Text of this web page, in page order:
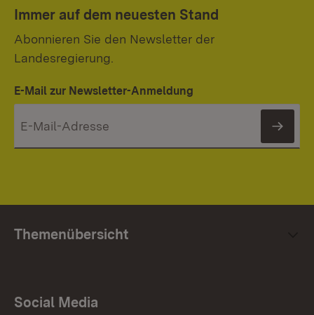
Immer auf dem neuesten Stand
Abonnieren Sie den Newsletter der
Landesregierung.
E-Mail zur Newsletter-Anmeldung
Themenübersicht
Social Media